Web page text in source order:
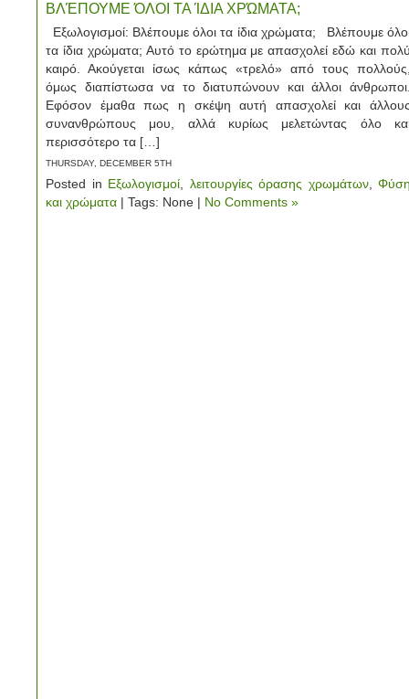
ΒΛΈΠΟΥΜΕ ΌΛΟΙ ΤΑ ΊΔΙΑ ΧΡΏΜΑΤΑ;
Εξωλογισμοί: Βλέπουμε όλοι τα ίδια χρώματα; Βλέπουμε
τα ίδια χρώματα; Αυτό το ερώτημα με απασχολεί εδώ και
καιρό. Ακούγεται ίσως κάπως «τρελό» από τους
όμως διαπίστωσα να το διατυπώνουν και άλλοι
Εφόσον έμαθα πως η σκέψη αυτή απασχολεί και
συνανθρώπους μου, αλλά κυρίως μελετώντας όλο
περισσότερο τα […]
THURSDAY, DECEMBER 5TH
Posted in Εξωλογισμοί λειτουργίες όρασης χρωμάτων,
και χρώματα | Tags: None | No Comments »